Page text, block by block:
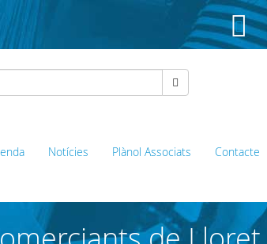
Notícies Plànol Associats Contacte